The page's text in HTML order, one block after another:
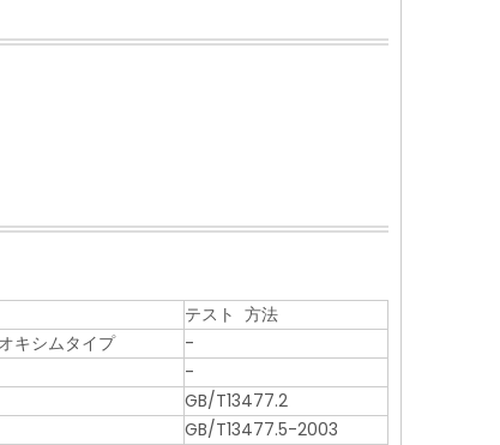
テスト 方法
キシムタイプ
-
-
GB/T13477.2
GB/T13477.5-2003